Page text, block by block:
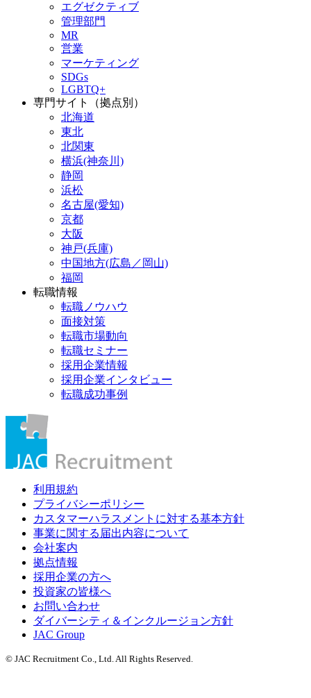
エグゼクティブ
管理部門
MR
営業
マーケティング
SDGs
LGBTQ+
専門サイト（拠点別）
北海道
東北
北関東
横浜(神奈川)
静岡
浜松
名古屋(愛知)
京都
大阪
神戸(兵庫)
中国地方(広島／岡山)
福岡
転職情報
転職ノウハウ
面接対策
転職市場動向
転職セミナー
採用企業情報
採用企業インタビュー
転職成功事例
利用規約
プライバシーポリシー
カスタマーハラスメントに対する基本方針
事業に関する届出内容について
会社案内
拠点情報
採用企業の方へ
投資家の皆様へ
お問い合わせ
ダイバーシティ＆インクルージョン方針
JAC Group
© JAC Recruitment Co., Ltd. All Rights Reserved.